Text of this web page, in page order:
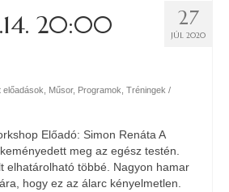
27
JÚL 2020
20:00
előadások Műsor, Programok Tréningek /
Előadó: Simon Renáta A
meg az egész testén.
elhatárolható többé. Nagyon hamar
hogy ez az álarc kényelmetlen.